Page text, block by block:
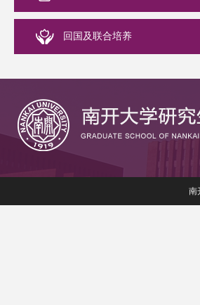
回国及联合培养
南